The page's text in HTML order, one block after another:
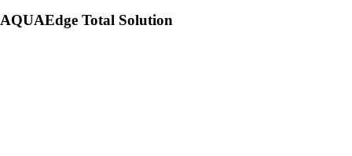
AQUAEdge Total Solution